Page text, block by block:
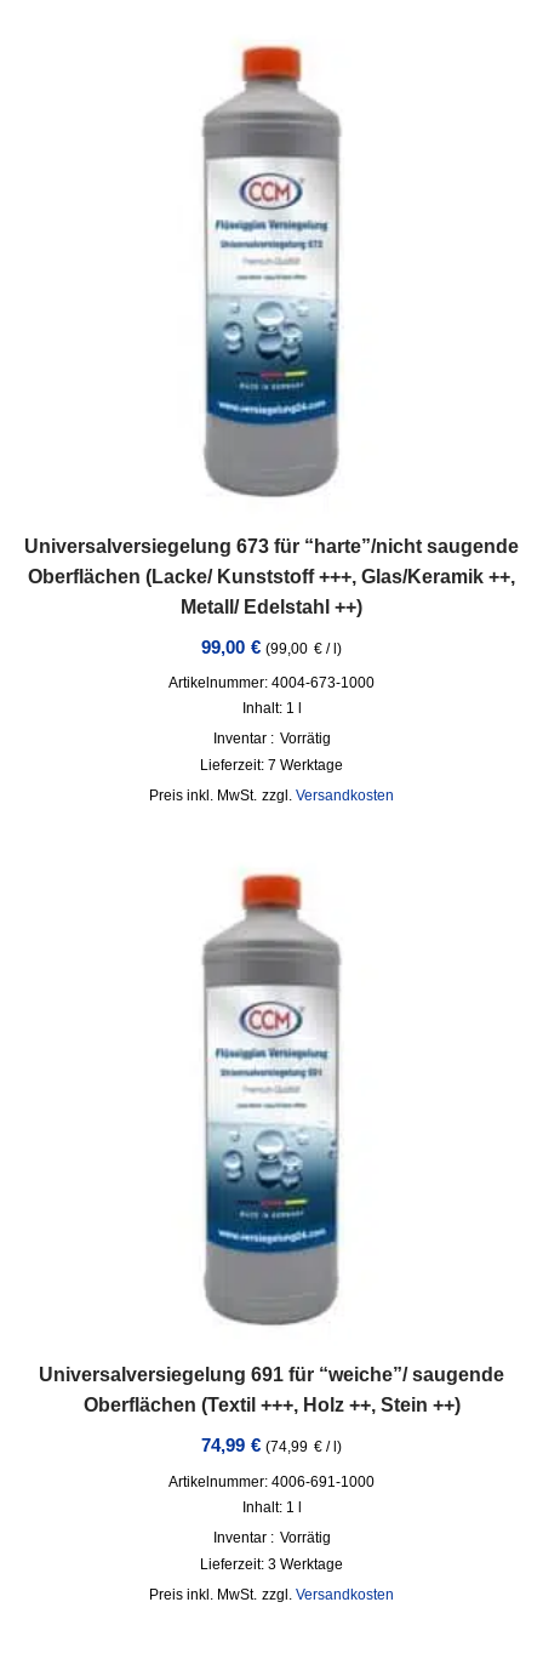
Universalversiegelung 673 für “harte”/nicht saugende
Oberflächen (Lacke/ Kunststoff +++, Glas/Keramik ++,
Metall/ Edelstahl ++)
99,00 € (99,00 € /l)
Artikelnummer: 4004-673-1000
Inhalt: 1
Inventar : Vorrätig
Lieferzeit: 7 Werktage
inkl. MwSt. zzgl. Versandkosten
Universalversiegelung 691 für “weiche”/ saugende
Oberflächen (Textil +++, Holz ++, Stein ++)
74,99 € (74,99 € / )
Artikelnummer: 4006-691-1000
Inhalt: 1 l
Inventar : Vorrätig
Lieferzeit: 3 Werktage
inkl. MwSt. zzgl. Versandkosten